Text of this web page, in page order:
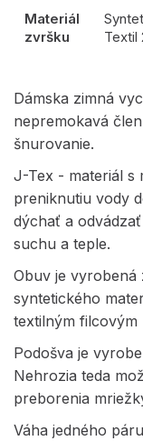
Materiál
zvršku
Textil
Dámska zimná
nepremokavá
šnurovanie.
J-Tex - materiál s
preniknutiu vody
dýchať a
suchu a teple.
Obuv je vyrobená
syntetického
textilným filcovým
Podošva je
Nehrozia teda
preborenia
Váha jedného